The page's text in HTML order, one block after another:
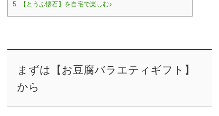
5. 【とうふ懐石】を自宅で楽しむ♪
まずは【お豆腐バラエティギフト】
から